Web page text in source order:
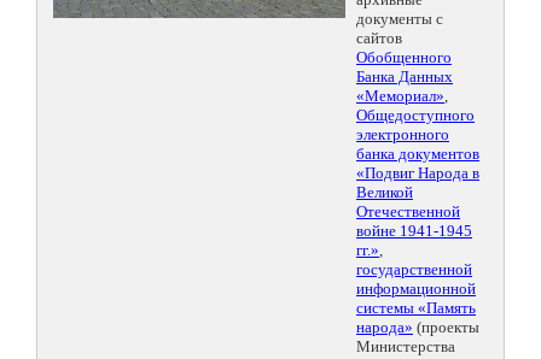
документы с
сайтов
Обобщенного
Банка Данных
«Мемориал»,
Общедоступного
электронного
банка документов
«Подвиг Народа в
Великой
Отечественной
войне 1941-1945
гг.»,
государственной
информационной
системы «Память
народа» (проекты
Министерства